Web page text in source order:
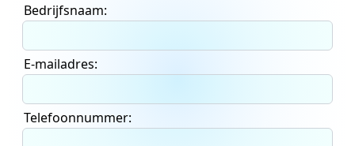
Bedrijfsnaam:
E-mailadres:
Telefoonnummer: